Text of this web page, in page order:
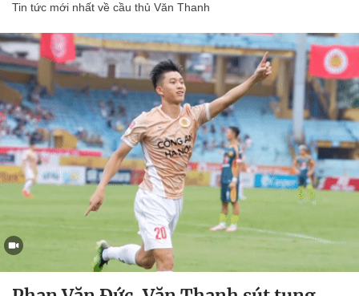
Tin tức mới nhất về cầu thủ Văn Thanh